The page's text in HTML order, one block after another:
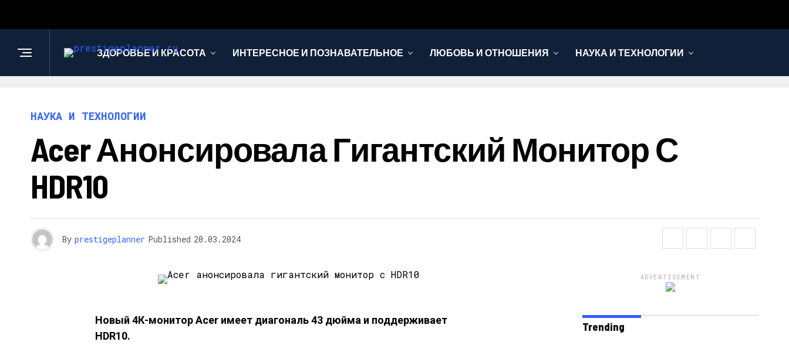
ЗДОРОВЬЕ И КРАСОТА ИНТЕРЕСНОЕ И ПОЗНАВАТЕЛЬНОЕ ЛЮБОВЬ И ОТНОШЕНИЯ НАУКА И ТЕХНОЛОГИИ
НАУКА И ТЕХНОЛОГИИ
Acer Анонсировала Гигантский Монитор С
HDR10
By prestigeplanner Published 20.03.2024
Новый 4К-монитор Acer имеет диагональ 43 дюйма и поддерживает
HDR10.
ADVERTISEMENT
Trending